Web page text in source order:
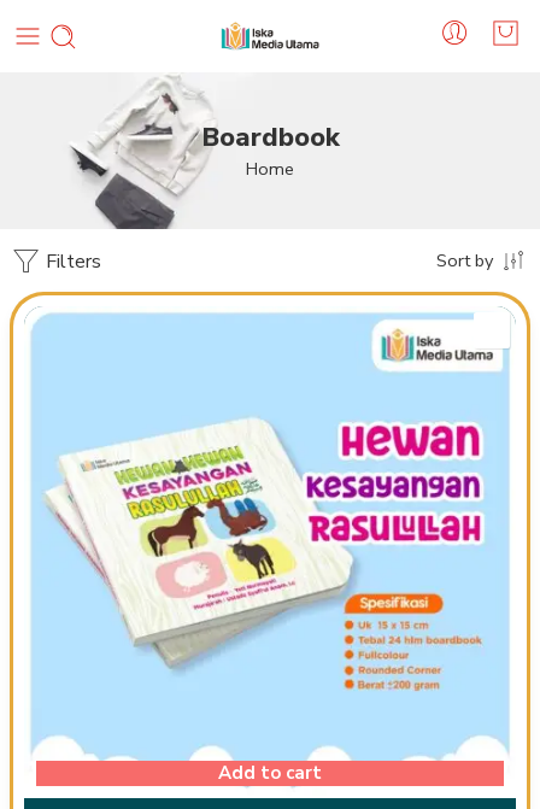
Boardbook
Home
Filters Sort by
Add to cart